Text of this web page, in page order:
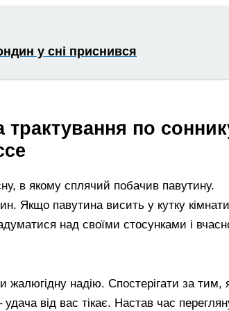
у сні приснився
трактування по
в якому сплячий побачив павутину.
Якщо павутина висить у кутку
над своїми стосунками і
надію. Спостерігати за тим,
від вас тікає. Настав час